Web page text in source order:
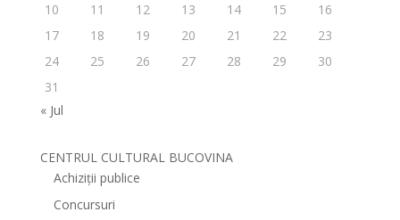
10
11 12 13 14 15
16
17
18 19 20 21 22
23
24
25 26 27 28 29
30
31
« Jul
CENTRUL CULTURAL BUCOVINA
Achiziții publice
Concursuri